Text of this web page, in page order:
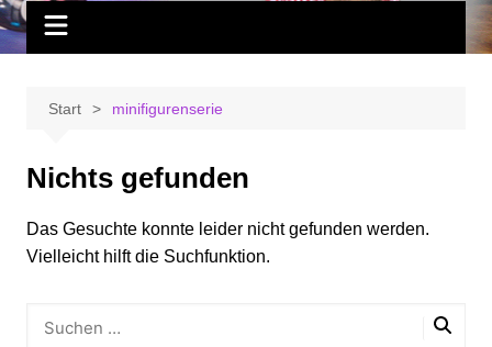
Start minifigurenserie
Nichts gefunden
Das Gesuchte konnte leider nicht gefunden werden.
Vielleicht hilft die Suchfunktion.